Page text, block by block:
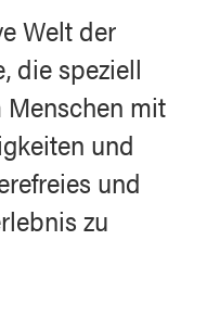
Welt der
die speziell
mit
und
und
zu